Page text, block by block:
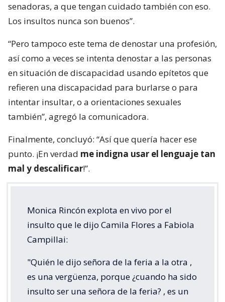
senadoras, a que tengan cuidado también con eso.
Los insultos nunca son buenos”.
“Pero tampoco este tema de denostar una profesión,
así como a veces se intenta denostar a las personas
en situación de discapacidad usando epítetos que
refieren una discapacidad para burlarse o para
intentar insultar, o a orientaciones sexuales
también”, agregó la comunicadora.
Finalmente, concluyó: “Así que quería hacer ese
punto. ¡En verdad me indigna usar el lenguaje tan
mal y descalificar!”.
Monica Rincón explota en vivo por el
insulto que le dijo Camila Flores a Fabiola
Campillai:
"Quién le dijo señora de la feria a la otra ,
es una vergüenza, porque ¿cuando ha sido
insulto ser una señora de la feria? , es un